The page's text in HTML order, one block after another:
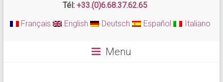
Tél:+33.(0)6.68.37.62.65
Français
English Deutsch Español Italiano
Menu